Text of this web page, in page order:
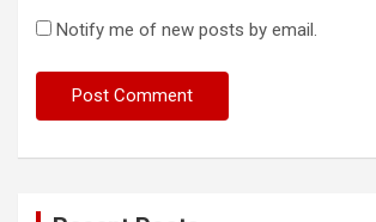
Notify me of new posts by email.